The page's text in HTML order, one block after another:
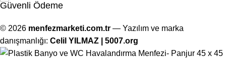
Güvenli Ödeme
© 2026 menfezmarketi.com.tr — Yazılım ve marka
danışmanlığı: Celil YILMAZ | 5007.org